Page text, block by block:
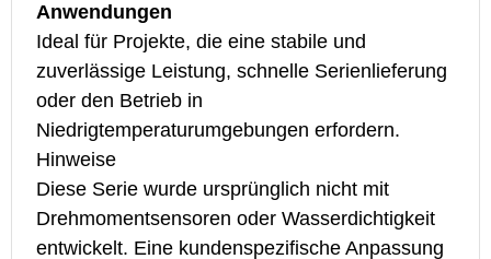
Anwendungen
Ideal für Projekte, die eine stabile und
zuverlässige Leistung, schnelle Serienlieferung
oder den Betrieb in
Niedrigtemperaturumgebungen erfordern.
Hinweise
Diese Serie wurde ursprünglich nicht mit
Drehmomentsensoren oder Wasserdichtigkeit
entwickelt. Eine kundenspezifische Anpassung
Ideal für kostenempfindliche Projekte mit hohen
Anforderungen an die Installationsflexibilität.
Hinweise
Derzeit ist nur ein Übersetzungsverhältnis von
101 verfügbar. Das vollständige Spektrum an
Übersetzungsverhältnissen soll im Juni 2026
eingeführt werden. Die aktuelle Lieferzeit beträgt
etwa 6 weeks.
Hinweise
Als neu eingeführte Serie wird die
Produktionskapazität noch hochgefahren. Die
aktuelle Lieferzeit beträgt etwa 8–10 weeks.